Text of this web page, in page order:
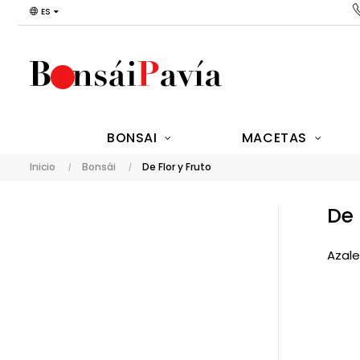
ES
BONSAI MACETAS
Inicio Bonsái De Flor y Fruto